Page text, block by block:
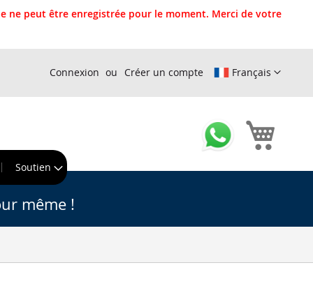
ne peut être enregistrée pour le moment. Merci de votre
Français
Connexion Créer un compte
Soutien
même !